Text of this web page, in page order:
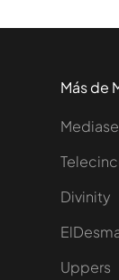
Más de
Divinity
Uppers